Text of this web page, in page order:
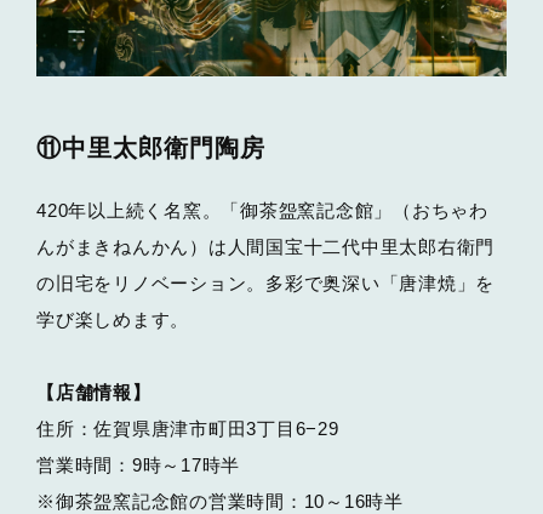
⑪中里太郎衛門陶房
420年以上続く名窯。「御茶盌窯記念館」（おちゃわ
んがまきねんかん）は人間国宝十二代中里太郎右衛門
の旧宅をリノベーション。多彩で奥深い「唐津焼」を
学び楽しめます。
【店舗情報】
住所：佐賀県唐津市町田3丁目6−29
営業時間：9時～17時半
※御茶盌窯記念館の営業時間：10～16時半